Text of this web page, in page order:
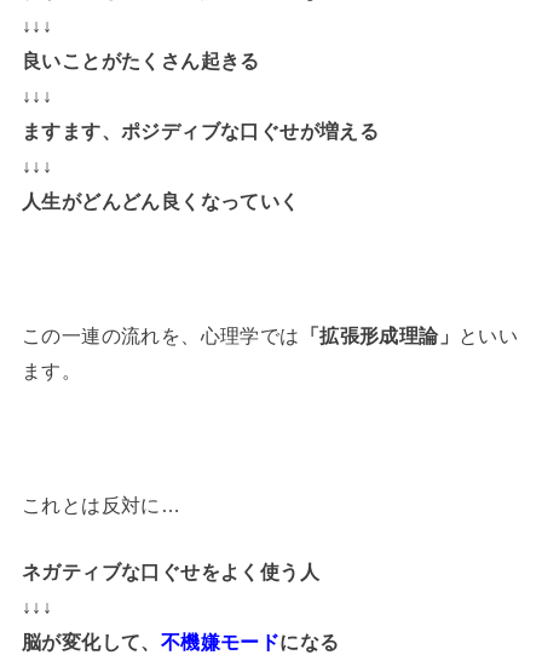
↓↓↓
良いことがたくさん起きる
↓↓↓
ますます、ポジディブな口ぐせが増える
↓↓↓
人生がどんどん良くなっていく
この一連の流れを、心理学では 「拡張形成理論」
といい
ます。
これとは反対に…
ネガティブな口ぐせをよく使う人
↓↓↓
脳が変化して、 不機嫌モードになる